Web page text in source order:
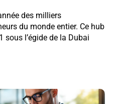
des milliers
du monde entier. Ce hub
sous l’égide de la Dubai